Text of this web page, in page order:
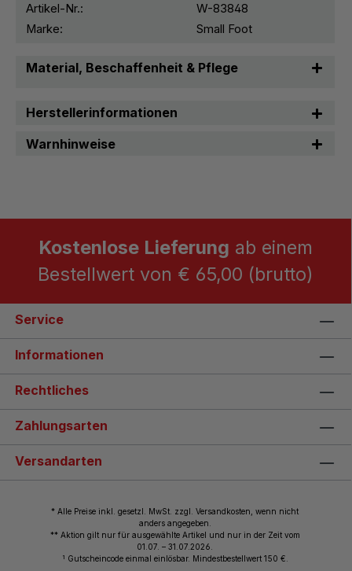
Artikel-Nr.:
W-83848
Marke:
Small Foot
Material, Beschaffenheit & Pflege
Herstellerinformationen
Warnhinweise
Kostenlose Lieferung ab einem
Bestellwert von € 65,00 (brutto)
Service
Informationen
Rechtliches
Zahlungsarten
Versandarten
* Alle Preise inkl. gesetzl. MwSt. zzgl. Versandkosten, wenn nicht
anders angegeben.
** Aktion gilt nur für ausgewählte Artikel und nur in der Zeit vom
01.07. – 31.07.2026.
1 Gutscheincode einmal einlösbar. Mindestbestellwert 150 €.